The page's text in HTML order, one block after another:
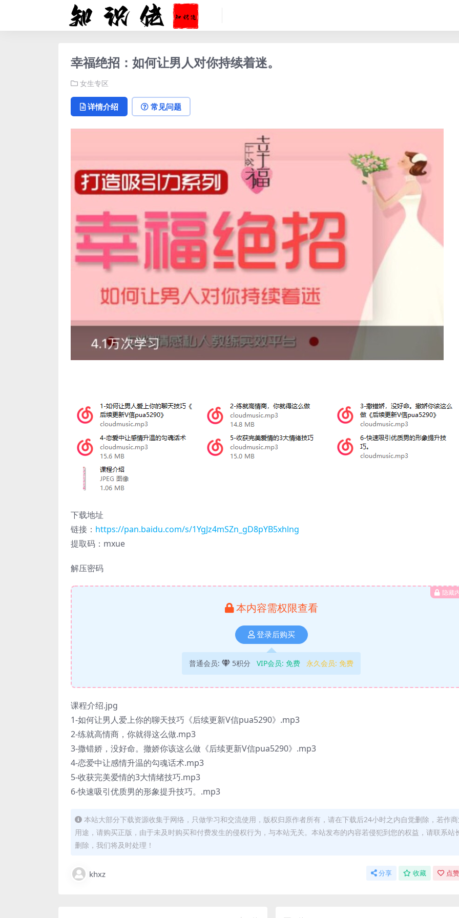
幸福绝招：如何让男人对你持续着迷。
女生专区
详情介绍 常见问题
下载地址
链接： https://pan.baidu.com/s/1YgJz4mSZn_gD8pYB5xhlng
提取码：mxue
解压密码
隐藏
本内容需权限查看
登录后购买
普通会员: 5积分 VIP会员: 免费 永久会员: 免费
课程介绍.jpg
1-如何让男人爱上你的聊天技巧《后续更新V信pua5290》.mp3
2-练就高情商，你就得这么做.mp3
3-撒错娇，没好命。撤娇你该这么做《后续更新V信pua5290》.mp3
4-恋爱中让感情升温的勾魂话术.mp3
5-收获完美爱情的3大情绪技巧.mp3
6-快速吸引优质男的形象提升技巧。.mp3
本站大部分下载资源收集于网络，只做学习和交流使用，版权归原作者所有，请在下载后24小时之内自觉删除，若作
用途，请购买正版，由于未及时购买和付费发生的侵权行为，与本站无关。本站发布的内容若侵犯到您的权益，请联系站
删除，我们将及时处理！
khxz 分享 收藏 点